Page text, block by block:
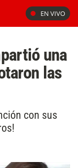
EN VIVO
una
las
con sus